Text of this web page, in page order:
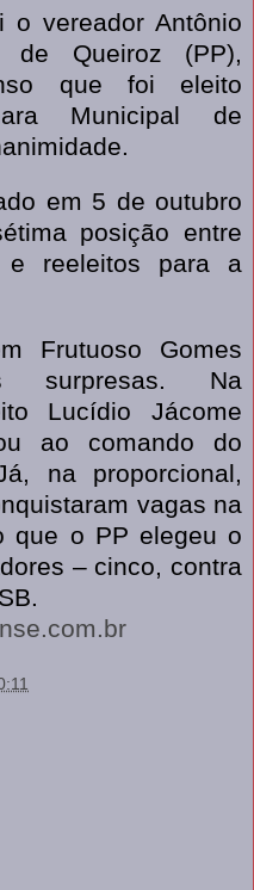
o vereador Antônio
de Queiroz (PP),
que foi eleito
Municipal de
em 5 de outubro
posição entre
reeleitos para a
Frutuoso Gomes
surpresas. Na
Lucídio Jácome
ao comando do
na proporcional,
vagas na
que o PP elegeu o
– cinco, contra